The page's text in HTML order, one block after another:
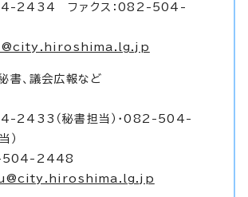
2434 ファクス：082-504-
書、議会広報など
2433（秘書担当）・082-504-
）
504-2448